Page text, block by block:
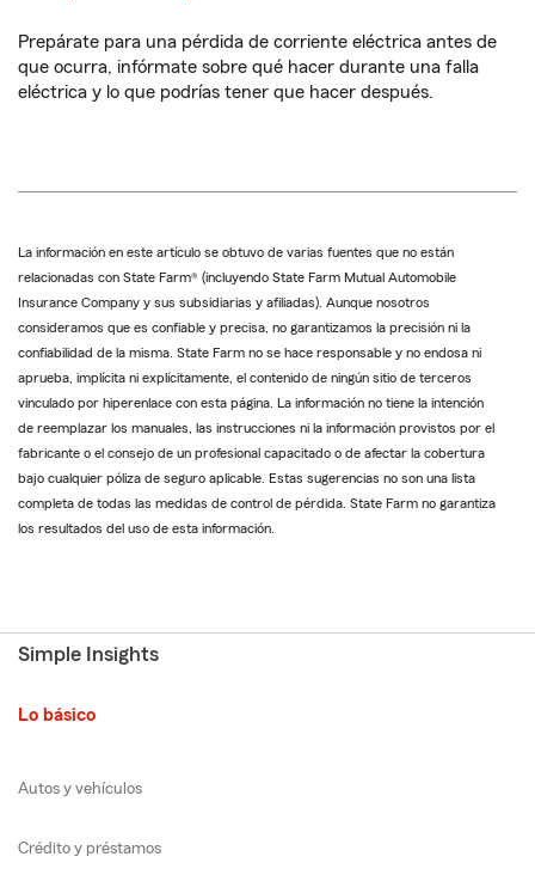
Prepárate para una pérdida de corriente eléctrica antes de
que ocurra, infórmate sobre qué hacer durante una falla
eléctrica y lo que podrías tener que hacer después.
La información en este artículo se obtuvo de varias fuentes que no están
relacionadas con State Farm® (incluyendo State Farm Mutual Automobile
Insurance Company y sus subsidiarias y afiliadas). Aunque nosotros
consideramos que es confiable y precisa, no garantizamos la precisión ni la
confiabilidad de la misma. State Farm no se hace responsable y no endosa ni
aprueba, implícita ni explícitamente, el contenido de ningún sitio de terceros
vinculado por hiperenlace con esta página. La información no tiene la intención
de reemplazar los manuales, las instrucciones ni la información provistos por el
fabricante o el consejo de un profesional capacitado o de afectar la cobertura
bajo cualquier póliza de seguro aplicable. Estas sugerencias no son una lista
completa de todas las medidas de control de pérdida. State Farm no garantiza
los resultados del uso de esta información.
Simple Insights
Lo básico
Autos y vehículos
Crédito y préstamos